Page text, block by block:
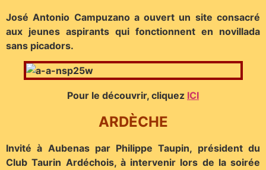
José Antonio Campuzano a ouvert un site consacré
aux jeunes aspirants qui fonctionnent en novillada
sans picadors.
Pour le découvrir, cliquez ICI
ARDÈCHE
Invité à Aubenas par Philippe Taupin, président du
Club Taurin Ardéchois, à intervenir lors de la soirée